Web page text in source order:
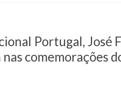
Portugal, José
comemorações